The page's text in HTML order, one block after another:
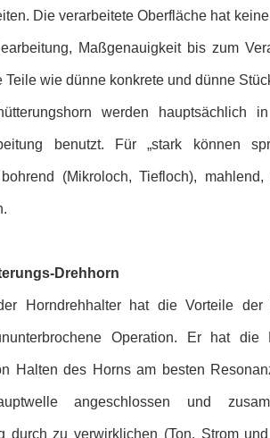
Die verarbeitete Oberfläche hat
Maßgenauigkeit bis zum
Teile wie dünne konkrete und dünne
werden
benutzt. Für „stark können
(Mikroloch, Tiefloch),
Drehhorn
Horndrehhalter hat die Vorteile
Operation. Er hat die
Halten des Horns am besten
angeschlossen und
durch zu verwirklichen (Ton, Strom